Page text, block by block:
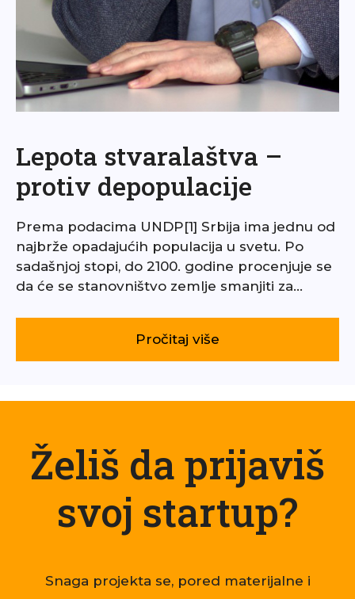
Lepota stvaralaštva –
protiv depopulacije
Prema podacima UNDP[1] Srbija ima jednu od
najbrže opadajućih populacija u svetu. Po
sadašnjoj stopi, do 2100. godine procenjuje se
da će se stanovništvo zemlje smanjiti za…
Pročitaj više
Želiš da prijaviš
svoj startup?
Snaga projekta se, pored materijalne i